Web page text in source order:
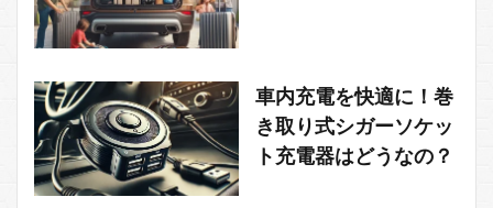
車内充電を快適に！巻
き取り式シガーソケッ
ト充電器はどうなの？